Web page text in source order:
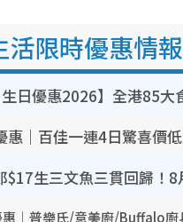
活限時優惠情報